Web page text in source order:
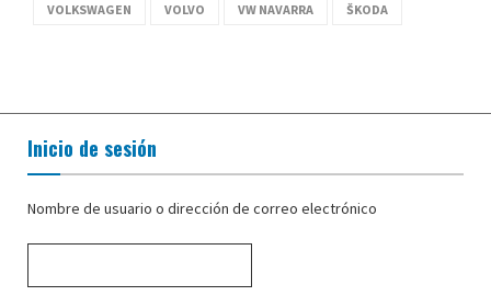
VOLKSWAGEN VOLVO VW NAVARRA ŠKODA
Inicio de sesión
Nombre de usuario o dirección de correo electrónico